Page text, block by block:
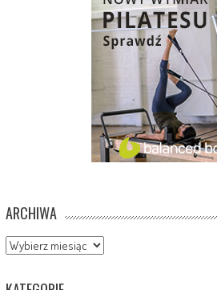
ARCHIWA
Archiwa